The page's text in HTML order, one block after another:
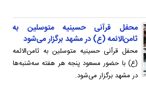
محفل قرآنی حسینیه متوسلین به
ثامن‌الائمه (ع) در مشهد برگزار می‌شود
محفل قرآنی حسینیه متوسلین به ثامن‌الائمه
(ع) با حضور مسعود پنجه هر هفته سه‌شنبه‌ها
در مشهد برگزار می‌شود.